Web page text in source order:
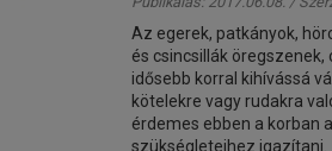
Az egerek, patkányok,
és csincsillák öregszenek,
idősebb korral kihívássá
kötelekre vagy rudakra
érdemes ebben a korban
szükségleteihez igazítani.